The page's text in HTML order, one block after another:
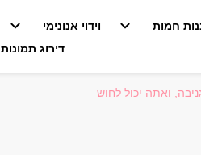
חמות וידוי אנונימי
דירוג תמונות
ואתה יכול לחוש